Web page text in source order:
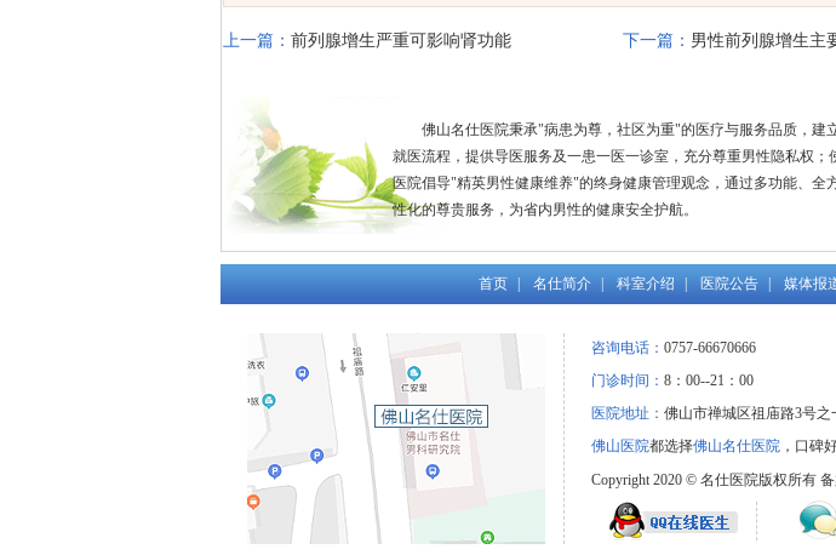
上一篇： 前列腺增生严重可影响肾功能 下一篇： 男性前列腺增生主
佛山名仕医院秉承"病患为尊，社区为重"的医疗与服务品质，建
就医流程，提供导医服务及一患一医一诊室，充分尊重男性隐私权；
医院倡导"精英男性健康维养"的终身健康管理观念，通过多功能、全
性化的尊贵服务，为省内男性的健康安全护航。
首页 名仕简介 科室介绍 医院公告 媒体报
咨询电话： 0757-66670666
门诊时间： 8：00--21：00
医院地址： 佛山市禅城区祖庙路3号之
佛山医院都选择佛山名仕医院 ，口碑
Copyright 2020 © 名仕医院版权所有